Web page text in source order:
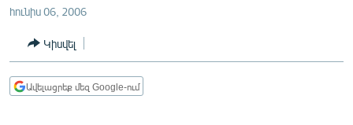
ՀԱՍԱՐԱԿՈՒԹՅՈՒՆ
ՏՆՏԵՍՈՒԹՅՈՒՆ
հունիս 06, 2006
Կիսվել
Ավելացրեք մեզ Google-ում